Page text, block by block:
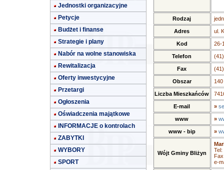
Jednostki organizacyjne
Petycje
Budżet i finanse
Strategie i plany
Nabór na wolne stanowiska
Rewitalizacja
Oferty inwestycyjne
Przetargi
Ogłoszenia
Oświadczenia majątkowe
INFORMACJE o kontrolach
ZABYTKI
WYBORY
SPORT
Rodzaj
Adres ul.
Kod 26-
Telefon
Fax
Obszar
Liczba Mieszkańców
E-mail »
www »
www - bip »
Wójt Gminy Bliżyn
Tel:
e-